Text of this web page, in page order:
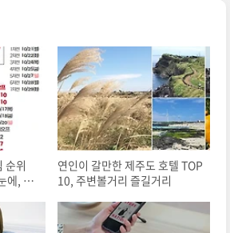
에, 플
연인이 갈만한 제주도 호텔 TOP
10, 주변볼거리 즐길거리